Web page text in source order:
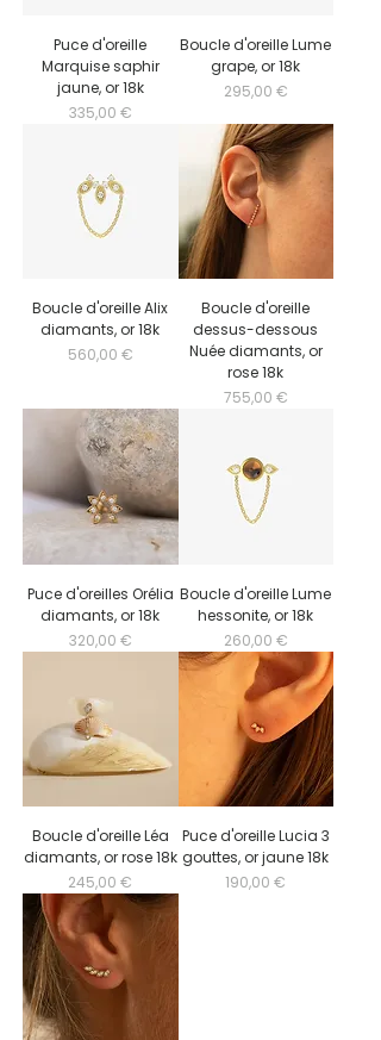
Puce d'oreille
Marquise saphir
jaune, or 18k
Prix
335,00 €
Boucle d'oreille Lume
grape, or 18k
Prix
295,00 €
Boucle d'oreille Alix
diamants, or 18k
Prix
560,00 €
Boucle d'oreille
dessus-dessous
Nuée diamants, or
rose 18k
Prix
755,00 €
Puce d'oreilles Orélia
diamants, or 18k
Prix
320,00 €
Boucle d'oreille Lume
hessonite, or 18k
Prix
260,00 €
Boucle d'oreille Léa
diamants, or rose 18k
Prix
245,00 €
Puce d'oreille Lucia 3
gouttes, or jaune 18k
Prix
190,00 €